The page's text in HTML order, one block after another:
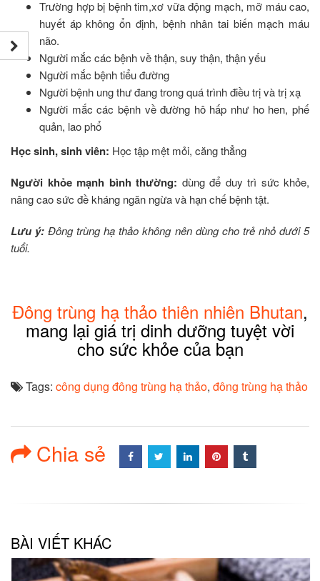
Trường hợp bị bệnh tim,xơ vữa động mạch, mỡ máu cao,
huyết áp không ổn định, bệnh nhân tai biến mạch máu
não.
Người mắc các bệnh về thận, suy thận, thận yếu
Người mắc bệnh tiểu đường
Người bệnh ung thư đang trong quá trình điều trị và trị xạ
Người mắc các bệnh về đường hô hấp như ho hen, phế
quản, lao phổ
Học sinh, sinh viên: Học tập mệt mỏi, căng thẳng
Người khỏe mạnh bình thường: dùng để duy trì sức khỏe,
nâng cao sức đề kháng ngăn ngừa và hạn chế bệnh tật.
Lưu ý: Đông trùng hạ thảo không nên dùng cho trẻ nhỏ dưới 5
tuổi.
Đông trùng hạ thảo thiên nhiên Bhutan,
mang lại giá trị dinh dưỡng tuyệt vời
cho sức khỏe của bạn
Tags: công dụng đông trùng hạ thảo, đông trùng hạ thảo
Chia sẻ
BÀI VIẾT KHÁC